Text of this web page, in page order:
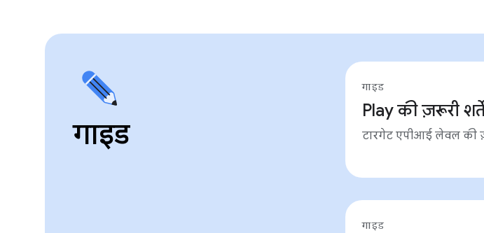
गाइड
गाइड
Play की ज़रूरी
टारगेट एपीआई लेवल की
गाइड